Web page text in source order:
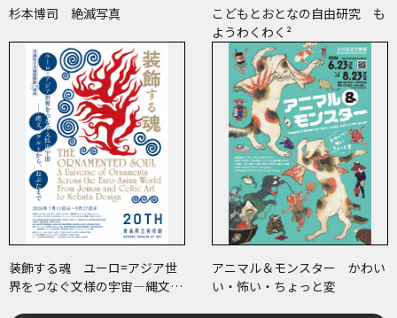
杉本博司 絶滅写真
こどもとおとなの自由研究 も
ようわくわく²
装飾する魂 ユーロ=アジア世
界をつなぐ文様の宇宙―縄文、
アニマル＆モンスター かわい
い・怖い・ちょっと変